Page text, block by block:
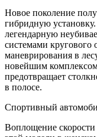
Новое поколение
гибридную
легендарную
системами кругового
маневрирования в
новейшим
предотвращает
в полосе.
Спортивный
Воплощение